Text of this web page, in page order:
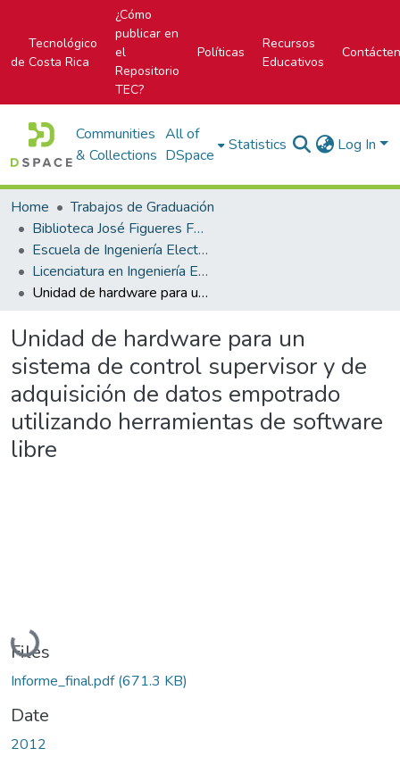
Tecnológico
de Costa Rica
¿Cómo
publicar en
el
Repositorio
TEC?
Políticas
Recursos
Educativos
Communities
& Collections
All of
DSpace
Statistics Log In
Home
Trabajos de Graduación
Biblioteca José Figueres Ferrer
Escuela de Ingeniería Electrónica
Licenciatura en Ingeniería Electrónica
Unidad de hardware para un sistema de control supervisor y de adquisición de datos empotrado utilizando herramientas de software libre
Unidad de hardware para un
sistema de control supervisor y de
adquisición de datos empotrado
utilizando herramientas de software
libre
Loading...
Files
Informe_final.pdf(671.3 KB)
Date
2012